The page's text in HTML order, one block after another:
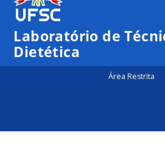
Laboratório de
Dietética
Área Restrita